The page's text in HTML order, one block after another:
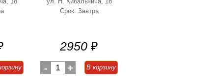
Срок: Завтра
2950 ₽
- 1 + В корзину